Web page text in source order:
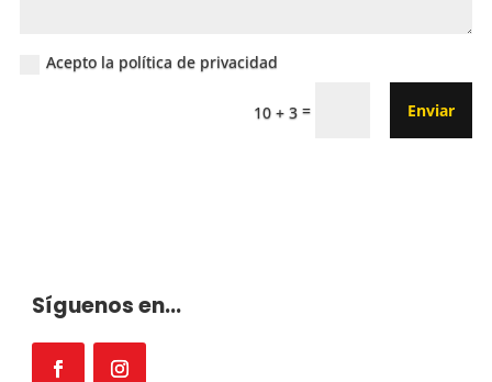
Síguenos en...
Acepto la política de privacidad
10 + 3 = Enviar